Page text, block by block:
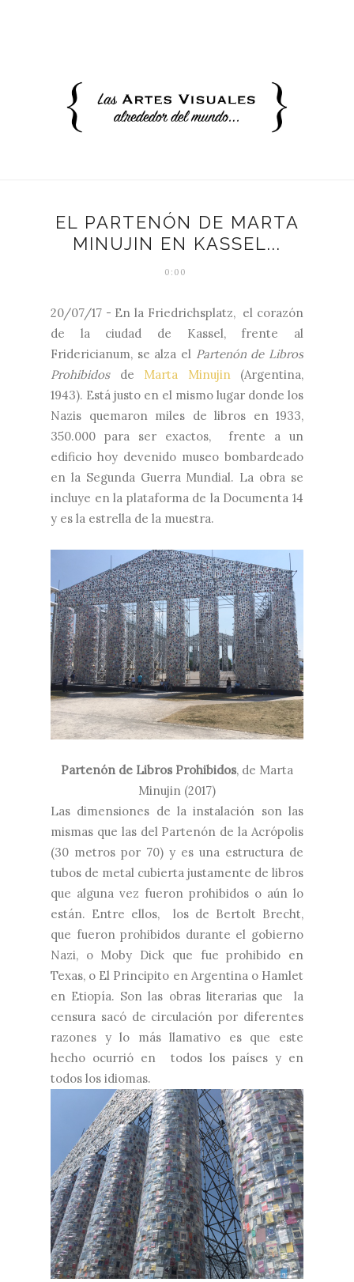
EL PARTENÓN DE MARTA
MINUJIN EN KASSEL...
0:00
20/07/17 - En la Friedrichsplatz, el corazón
de la ciudad de Kassel, frente al
Fridericianum, se alza el Partenón de Libros
Prohibidosde Marta Minujin (Argentina,
1943). Está justo en el mismo lugar donde los
Nazis quemaron miles de libros en 1933,
350.000 para ser exactos, frente a un
edificio hoy devenido museo bombardeado
en la Segunda Guerra Mundial. La obra se
incluye en la plataforma de la Documenta 14
y es la estrella de la muestra.
Partenón de Libros Prohibidos, de Marta
Minujin (2017)
Las dimensiones de la instalación son las
mismas que las del Partenón de la Acrópolis
(30 metros por 70) y es una estructura de
tubos de metal cubierta justamente de libros
que alguna vez fueron prohibidos o aún lo
están. Entre ellos, los de Bertolt Brecht,
que fueron prohibidos durante el gobierno
Nazi, o Moby Dick que fue prohibido en
Texas, o El Principito en Argentina o Hamlet
en Etiopía. Son las obras literarias que la
censura sacó de circulación por diferentes
razones y lo más llamativo es que este
hecho ocurrió en todos los países y en
todos los idiomas.